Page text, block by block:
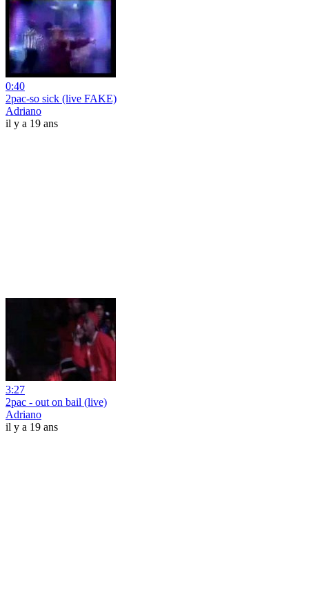
0:40
2pac-so sick (live FAKE)
Adriano
il y a 19 ans
3:27
2pac - out on bail (live)
Adriano
il y a 19 ans